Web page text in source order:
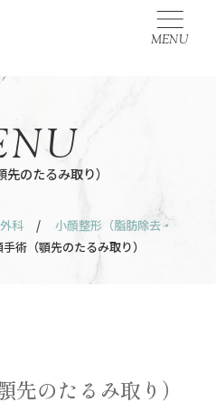
MENU
のたるみ取り）
科 /
小顔整形（脂肪除去・
術（顎先のたるみ取り）
顎先のたるみ取り）